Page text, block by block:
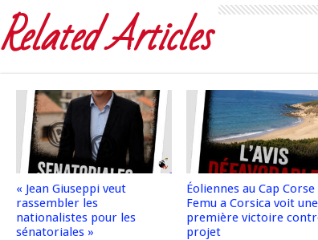
Related Articles
« Jean Giuseppi veut
rassembler les
nationalistes pour les
sénatoriales »
Éoliennes au Cap Corse
Femu a Corsica voit une
première victoire
projet